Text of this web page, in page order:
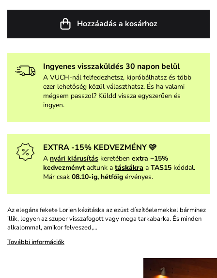
Hozzáadás a kosárhoz
Ingyenes visszaküldés 30 napon belül
A VUCH-nál felfedezhetsz, kipróbálhatsz és több
ezer lehetőség közül választhatsz. És ha valami
mégsem passzol? Küldd vissza egyszerűen és
ingyen.
EXTRA -15% KEDVEZMÉNY 🩷
A nyári kiárusítás keretében extra −15%
kedvezménytadtunk a táskákra a TAS15 kóddal.
Már csak 08.10-ig, hétfőig érvényes.
Az elegáns fekete Lorien kézitáska az ezüst díszítőelemekkel bármihez
illik, legyen az szuper visszafogott vagy mega tarkabarka. És minden
alkalommal, amikor felveszed,…
További információk